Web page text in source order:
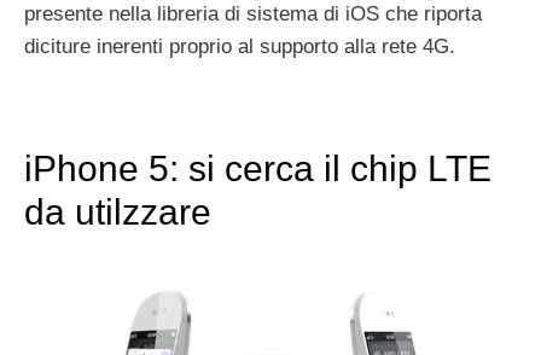
presente nella libreria di sistema di iOS che riporta
diciture inerenti proprio al supporto alla rete 4G.
iPhone 5: si cerca il chip LTE
da utilzzare